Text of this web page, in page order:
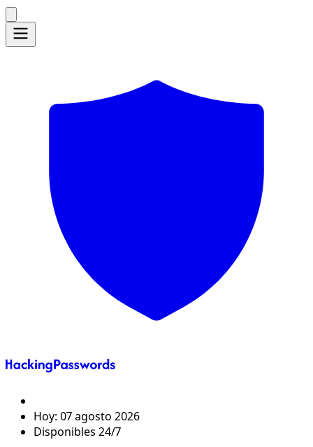
Hoy: 07 agosto 2026
Disponibles 24/7